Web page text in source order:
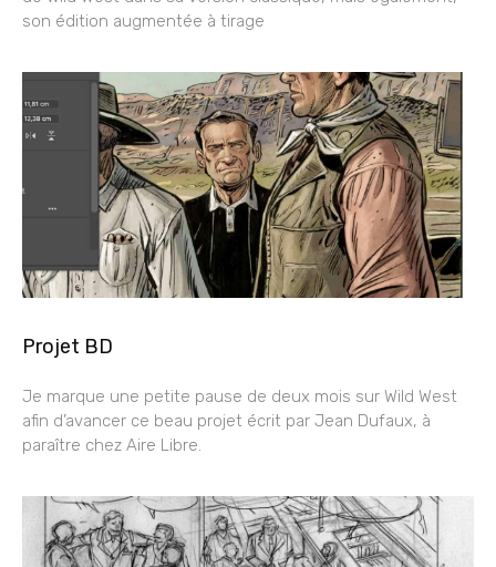
son édition augmentée à tirage
Projet BD
Je marque une petite pause de deux mois sur Wild West
afin d’avancer ce beau projet écrit par Jean Dufaux, à
paraître chez Aire Libre.